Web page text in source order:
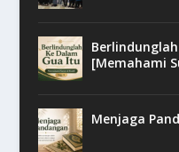
[Memahami
Menjaga